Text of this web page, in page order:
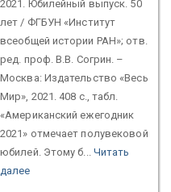
2021. Юбилейный выпуск. 50
лет / ФГБУН «Институт
всеобщей истории РАН»; отв.
ред. проф. В.В. Согрин. –
Москва: Издательство «Весь
Мир», 2021. 408 с., табл.
«Американский ежегодник
2021» отмечает полувековой
юбилей. Этому б... Читать
далее